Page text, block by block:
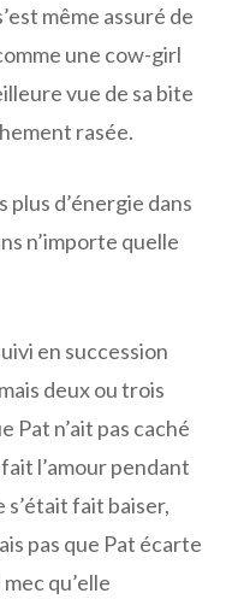
même assuré de
une cow-girl
vue de sa bite
rasée.
plus d’énergie dans
n’importe quelle
en succession
deux ou trois
n’ait pas caché
l’amour pendant
fait baiser,
pas que Pat écarte
qu’elle